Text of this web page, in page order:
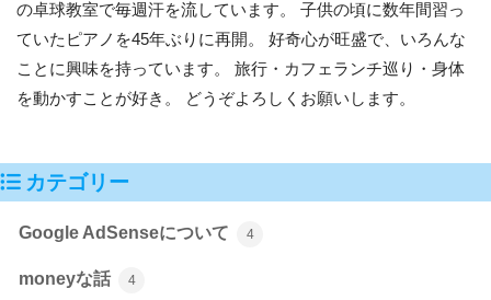
の卓球教室で毎週汗を流しています。 子供の頃に数年間習っ
ていたピアノを45年ぶりに再開。 好奇心が旺盛で、いろんな
ことに興味を持っています。 旅行・カフェランチ巡り・身体
を動かすことが好き。 どうぞよろしくお願いします。
カテゴリー
Google AdSenseについて 4
moneyな話 4